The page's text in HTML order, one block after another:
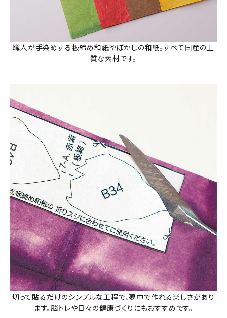
職人が手染めする板締め和紙やぼかしの和紙。すべて国産の上
質な素材です。
切って貼るだけのシンプルな工程で、夢中で作れる楽しさがあり
ます。脳トレや日々の健康づくりにもおすすめです。